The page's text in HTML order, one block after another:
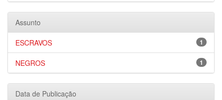
Assunto
1
ESCRAVOS
1
NEGROS
Data de Publicação